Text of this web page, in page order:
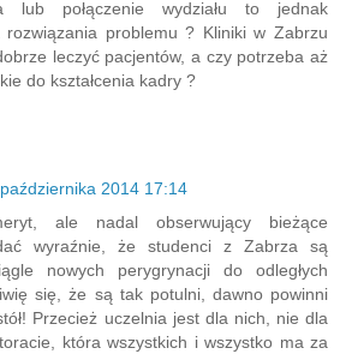
lub połączenie wydziału to jednak
rozwiązania problemu ? Kliniki w Zabrzu
leczyć pacjentów, a czy potrzeba aż
do kształcenia kadry ?
2014 17:14
ale nadal obserwujący bieżące
wyraźnie, że studenci z Zabrza są
nowych perygrynacji do odległych
się, że są tak potulni, dawno powinni
Przecież uczelnia jest dla nich, nie dla
która wszystkich i wszystko ma za